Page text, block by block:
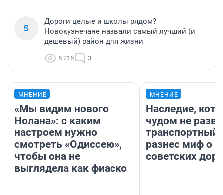
5
Дороги целые и школы рядом?
Новокузнечане назвали самый лучший (и
дешевый) район для жизни
5 215 3
МНЕНИЕ
«Мы видим нового
Нолана»: с каким
настроем нужно
смотреть «Одиссею»,
чтобы она не
выглядела как фиаско
МНЕНИЕ
Наследие,
чудом не
транспортный
разнес миф о
советских